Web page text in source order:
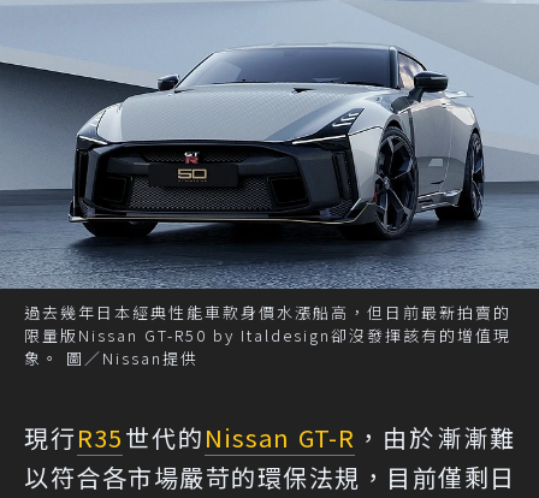
過去幾年日本經典性能車款身價水漲船高，但日前最新拍賣的
限量版Nissan GT-R50 by Italdesign卻沒發揮該有的增值現
象。 圖／Nissan提供
現行R35世代的Nissan GT-R ，由於漸漸難
以符合各市場嚴苛的環保法規，目前僅剩日